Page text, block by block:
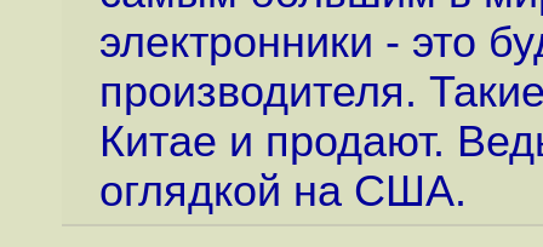
электронники - это
производителя.
Китае и продают.
оглядкой на США.